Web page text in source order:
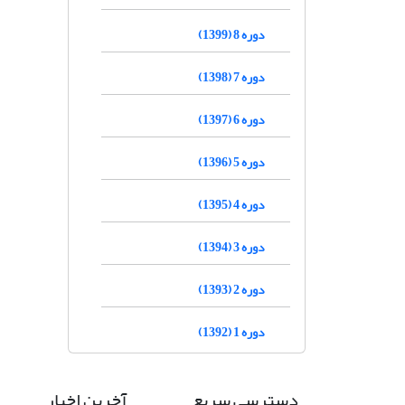
دوره 8 (1399)
دوره 7 (1398)
دوره 6 (1397)
دوره 5 (1396)
دوره 4 (1395)
دوره 3 (1394)
دوره 2 (1393)
دوره 1 (1392)